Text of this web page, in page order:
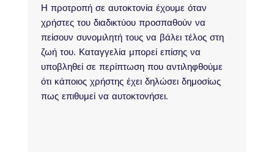
Η προτροπή σε αυτοκτονία έχουμε όταν
χρήστες του διαδικτύου προσπαθούν να
πείσουν συνομιλητή τους να βάλει τέλος στη
ζωή του. Καταγγελία μπορεί επίσης να
υποβληθεί σε περίπτωση που αντιληφθούμε
ότι κάποιος χρήστης έχει δηλώσει δημοσίως
πως επιθυμεί να αυτοκτονήσει.